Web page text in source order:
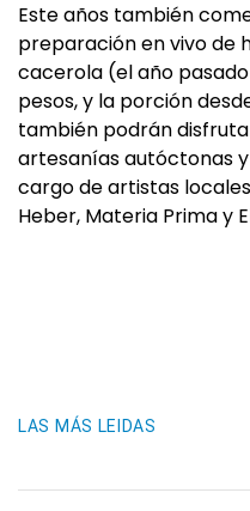
Este años también
preparación en vivo de
cacerola (el año
pesos, y la porción
también podrán
artesanías autóctonas
cargo de artistas
Heber, Materia Prima y
LAS MÁS LEIDAS